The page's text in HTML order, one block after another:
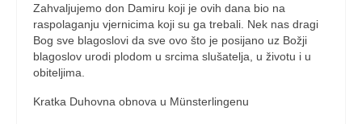
Zahvaljujemo don Damiru koji je ovih dana bio na
raspolaganju vjernicima koji su ga trebali. Nek nas dragi
Bog sve blagoslovi da sve ovo što je posijano uz Božji
blagoslov urodi plodom u srcima slušatelja, u životu i u
obiteljima.
Kratka Duhovna obnova u Münsterlingenu